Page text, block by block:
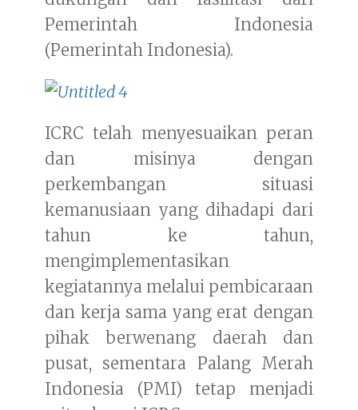
Pemerintah Indonesia
(Pemerintah Indonesia).
ICRC telah menyesuaikan peran
dan misinya dengan
perkembangan situasi
kemanusiaan yang dihadapi dari
tahun ke tahun,
mengimplementasikan
kegiatannya melalui pembicaraan
dan kerja sama yang erat dengan
pihak berwenang daerah dan
pusat, sementara Palang Merah
Indonesia (PMI) tetap menjadi